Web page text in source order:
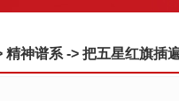
精神谱系 -> 把五星红旗